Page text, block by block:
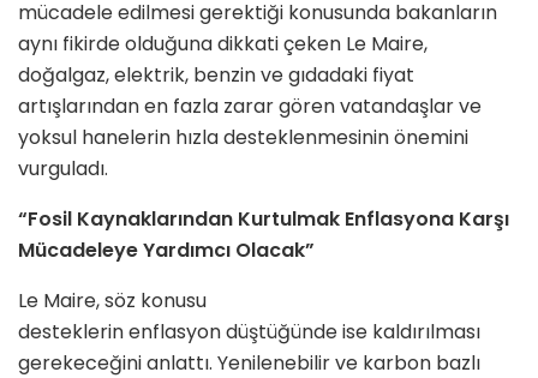
mücadele edilmesi gerektiği konusunda bakanların
aynı fikirde olduğuna dikkati çeken Le Maire,
doğalgaz, elektrik, benzin ve gıdadaki fiyat
artışlarından en fazla zarar gören vatandaşlar ve
yoksul hanelerin hızla desteklenmesinin önemini
vurguladı.
“Fosil Kaynaklarından Kurtulmak Enflasyona Karşı
Mücadeleye Yardımcı Olacak”
Le Maire, söz konusu
desteklerin enflasyon düştüğünde ise kaldırılması
gerekeceğini anlattı. Yenilenebilir ve karbon bazlı